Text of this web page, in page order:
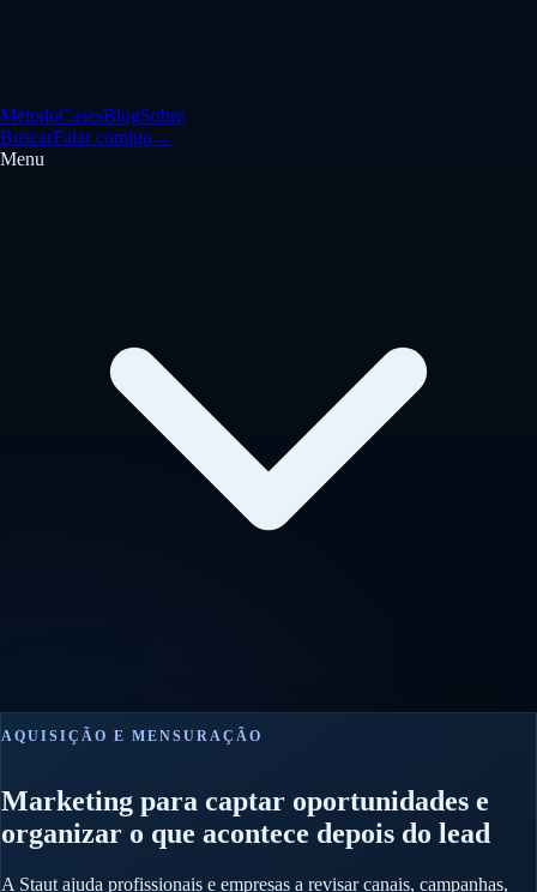
MétodoCasesBlogSobre
BuscarFalar comigo→
Menu
AQUISIÇÃO E MENSURAÇÃO
Marketing para captar oportunidades e
organizar o que acontece depois do lead
A Staut ajuda profissionais e empresas a revisar canais, campanhas,